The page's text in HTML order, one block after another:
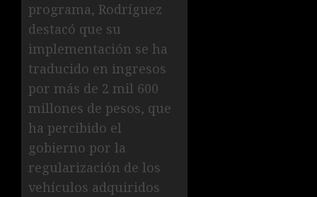
programa, Rodríguez
destacó que su
implementación se ha
traducido en ingresos
por más de 2 mil 600
millones de pesos, que
ha percibido el
gobierno por la
regularización de los
vehículos adquiridos